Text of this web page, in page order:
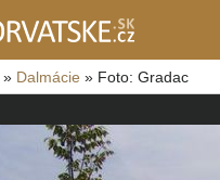
» Dalmácie » Foto: Gradac